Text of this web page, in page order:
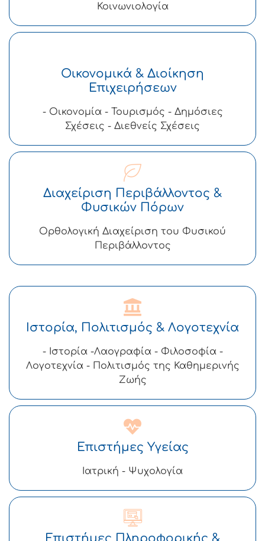
Κοινωνιολογία
Οικονομικά & Διοίκηση
Επιχειρήσεων
- Οικονομία - Τουρισμός - Δημόσιες
Σχέσεις - Διεθνείς Σχέσεις
Διαχείριση Περιβάλλοντος &
Φυσικών Πόρων
Ορθολογική Διαχείριση του Φυσικού
Περιβάλλοντος
Ιστορία, Πολιτισμός & Λογοτεχνία
- Ιστορία -Λαογραφία - Φιλοσοφία -
Λογοτεχνία - Πολιτισμός της Καθημερινής
Ζωής
Επιστήμες Υγείας
Ιατρική - Ψυχολογία
Επιστήμες Πληροφορικής &